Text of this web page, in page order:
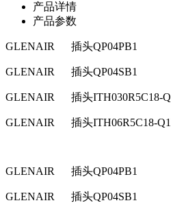
产品详情
产品参数
GLENAIR 插头QP04PB1
GLENAIR 插头QP04SB1
GLENAIR 插头ITH030R5C18-
GLENAIR 插头ITH06R5C18-
GLENAIR 插头QP04PB1
GLENAIR 插头QP04SB1